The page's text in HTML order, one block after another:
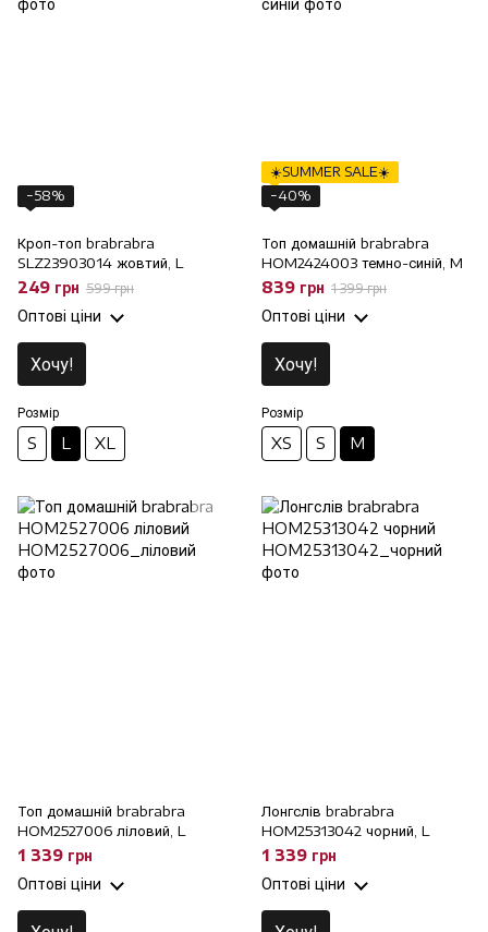
−58%
Кроп-топ brabrabra
SLZ23903014 жовтий, L
249 грн 599 грн
Оптові ціни
Хочу!
Розмір
S L XL
☀️SUMMER SALE☀️
−40%
Топ домашній brabrabra
HOM2424003 темно-синій, M
839 грн 1 399 грн
Оптові ціни
Хочу!
Розмір
XS S M
Топ домашній brabrabra
HOM2527006 ліловий, L
1 339 грн
Оптові ціни
Лонгслів brabrabra
HOM25313042 чорний, L
1 339 грн
Оптові ціни